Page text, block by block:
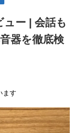
ー | 会話も
器を徹底検
ます